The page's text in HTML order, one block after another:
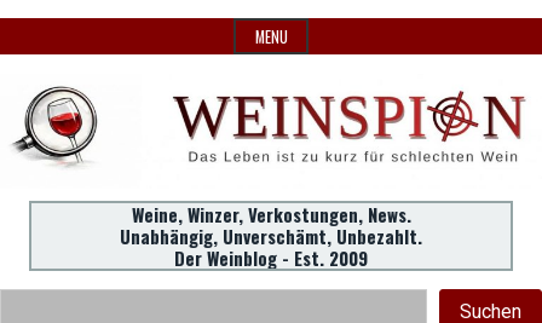
to
MENU
WeinSpion
Weine,
Winzer,
Verkostungen.
Header
Weine, Winzer, Verkostungen, News.
Unabhängig, Unverschämt, Unbezahlt.
Der Weinblog - Est. 2009
Suchen